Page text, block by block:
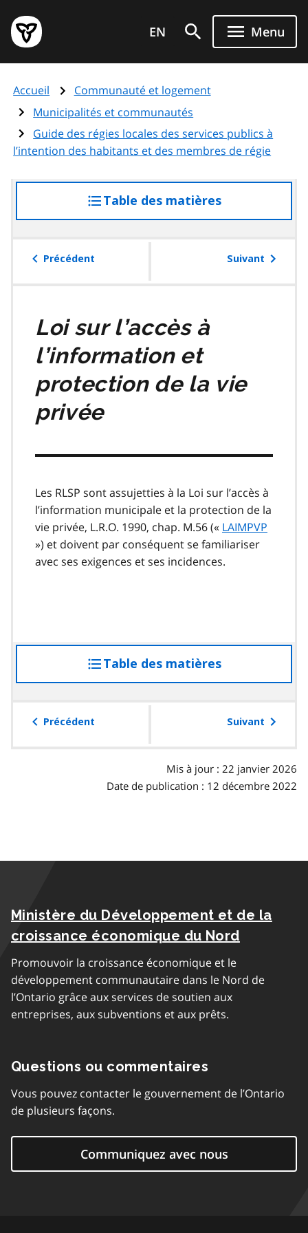
au
contenu
principal
Page
d'accueil
de
l'Ontario
EN Menu
Accueil
Communauté et logement
Municipalités et communautés
Guide des régies locales des services publics à
l’intention des habitants et des membres de régie
Table des matières
à
table
Précédent Suivant
Loi sur l’accès à
l’information et
protection de la vie
privée
Les RLSP sont assujetties à la Loi sur l’accès à
l’information municipale et la protection de la
vie privée, L.R.O. 1990, chap. M.56 (« LAIMPVP
») et doivent par conséquent se familiariser
avec ses exigences et ses incidences.
Table des matières
à
table
Précédent Suivant
Mis à jour : 22 janvier 2026
Date de publication : 12 décembre 2022
Ministère du Développement et de la
croissance économique du Nord
Promouvoir la croissance économique et le
développement communautaire dans le Nord de
l’Ontario grâce aux services de soutien aux
entreprises, aux subventions et aux prêts.
Questions ou commentaires
Vous pouvez contacter le gouvernement de l’Ontario
de plusieurs façons.
Communiquez avec nous